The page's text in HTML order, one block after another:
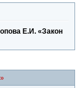
Е.И. «Закон